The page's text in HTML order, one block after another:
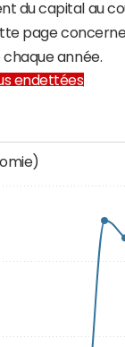
du capital au
page
année.
endettées